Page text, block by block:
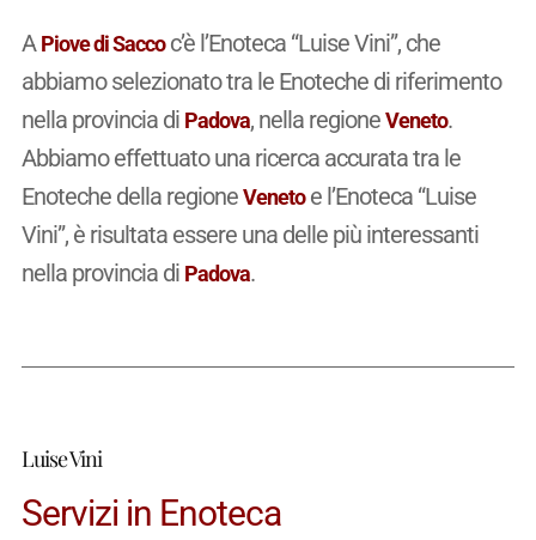
APiove di Saccoc’è l’Enoteca “Luise Vini”, che
abbiamo selezionato tra le Enoteche di riferimento
nella provincia di Padova, nella regioneVeneto.
Abbiamo effettuato una ricerca accurata tra le
Enoteche della regioneVenetoe l’Enoteca “Luise
Vini”, è risultata essere una delle più interessanti
nella provincia di Padova.
Luise Vini
Servizi in Enoteca